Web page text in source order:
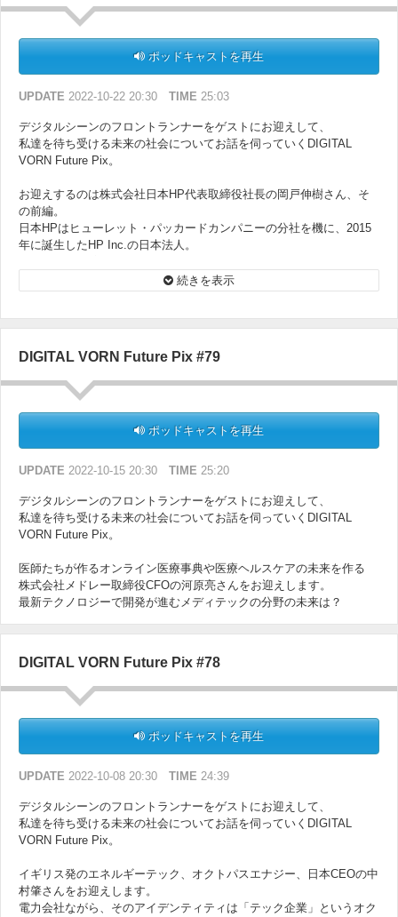
ポッドキャストを再生
UPDATE 2022-10-22 20:30 TIME 25:03
デジタルシーンのフロントランナーをゲストにお迎えして、
私達を待ち受ける未来の社会についてお話を伺っていくDIGITAL
VORN Future Pix。
お迎えするのは株式会社日本HP代表取締役社長の岡戸伸樹さん、そ
の前編。
日本HPはヒューレット・パッカードカンパニーの分社を機に、2015
年に誕生したHP Inc.の日本法人。
状、そして未来について伺います。続きを表示
DIGITAL VORN Future Pix #79
ポッドキャストを再生
UPDATE 2022-10-15 20:30 TIME 25:20
デジタルシーンのフロントランナーをゲストにお迎えして、
私達を待ち受ける未来の社会についてお話を伺っていくDIGITAL
VORN Future Pix。
医師たちが作るオンライン医療事典や医療ヘルスケアの未来を作る
株式会社メドレー取締役CFOの河原亮さんをお迎えします。
最新テクノロジーで開発が進むメディテックの分野の未来は？
DIGITAL VORN Future Pix #78
ポッドキャストを再生
UPDATE 2022-10-08 20:30 TIME 24:39
デジタルシーンのフロントランナーをゲストにお迎えして、
私達を待ち受ける未来の社会についてお話を伺っていくDIGITAL
VORN Future Pix。
イギリス発のエネルギーテック、オクトパスエナジー、日本CEOの中
村肇さんをお迎えします。
電力会社ながら、そのアイデンティティは「テック企業」というオク